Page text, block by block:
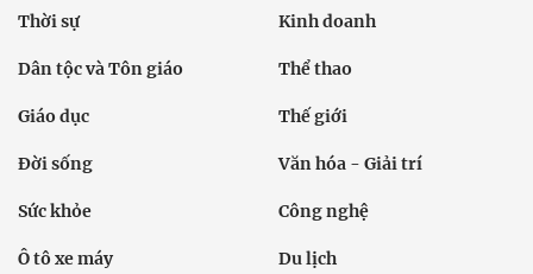
Thời sự Kinh doanh
Dân tộc và Tôn giáo Thể thao
Giáo dục Thế giới
Đời sống Văn hóa - Giải trí
Sức khỏe Công nghệ
Ô tô xe máy Du lịch